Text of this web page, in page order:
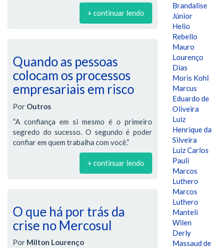
+ continuar lendo
Quando as pessoas
colocam os processos
empresariais em risco
Por Outros
“A confiança em si mesmo é o primeiro
segredo do sucesso. O segundo é poder
confiar em quem trabalha com você.”
+ continuar lendo
O que há por trás da
crise no Mercosul
Por Milton Lourenço
Brandalise
Júnior
Helio
Rebello
Mauro
Lourenço
Dias
Moris Kohl
Marcus
Eduardo de
Oliveira
Luiz
Henrique da
Silveira
Luiz Carlos
Pauli
Marcos
Luthero
Marcos
Luthero
Manteli
Wilen
Derly
Massaud de